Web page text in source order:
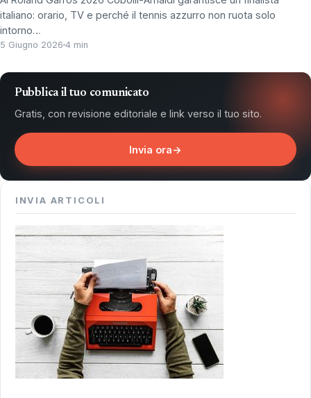
italiano: orario, TV e perché il tennis azzurro non ruota solo
intorno…
5 Giugno 2026 4 min
Pubblica il tuo comunicato
Gratis, con revisione editoriale e link verso il tuo sito.
Invia ora→
INVIA ARTICOLI